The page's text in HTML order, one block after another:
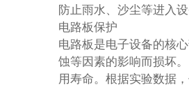
防止雨水、沙尘等进入
电路板保护
电路板是电子设备的核
蚀等因素的影响而损坏
用寿命。根据实验数据